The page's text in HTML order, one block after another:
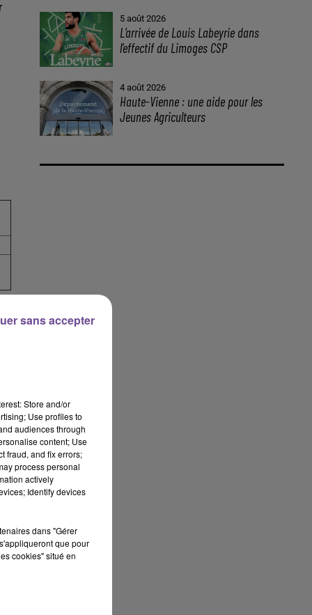
5 août 2026
L’arrivée de Louis Labeyrie dans
l’effectif du Limoges CSP
4 août 2026
Haute-Vienne : une aide pour les
Jeunes Agriculteurs
Store and/or
Use profiles to
audiences through
content; Use
fraud, and fix errors;
process personal
actively
Identify devices
dans "Gérer
que pour
cookies" situé en
sans accepter